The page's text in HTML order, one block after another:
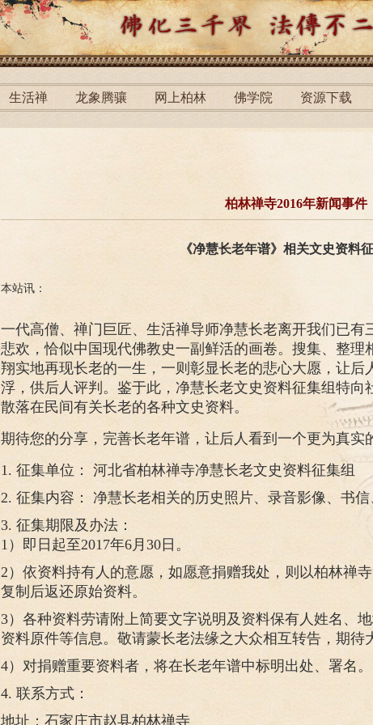
生活禅 龙象腾骧 网上柏林 佛学院 资源下载
柏林禅寺2016年新闻事件
《净慧长老年谱》相关文史资料
本站讯：
一代高僧、禅门巨匠、生活禅导师净慧长老离开我们已有
悲欢，恰似中国现代佛教史一副鲜活的画卷。搜集、整理
翔实地再现长老的一生，一则彰显长老的悲心大愿，让后
浮，供后人评判。鉴于此，净慧长老文史资料征集组特向
散落在民间有关长老的各种文史资料。
期待您的分享，完善长老年谱，让后人看到一个更为真实
1. 征集单位： 河北省柏林禅寺净慧长老文史资料征集组
2. 征集内容： 净慧长老相关的历史照片、录音影像、书
3. 征集期限及办法：
1）即日起至2017年6月30日。
2）依资料持有人的意愿，如愿意捐赠我处，则以柏林禅
复制后返还原始资料。
3）各种资料劳请附上简要文字说明及资料保有人姓名、
资料原件等信息。敬请蒙长老法缘之大众相互转告，期待
4）对捐赠重要资料者，将在长老年谱中标明出处、署名。
4. 联系方式：
地址：石家庄市赵县柏林禅寺